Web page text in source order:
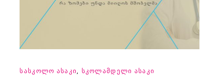
ᲡᲐᲡᲙᲝᲚᲝ ᲐᲡᲐᲙᲘ ᲡᲙᲝᲚᲐᲛᲓᲔᲚᲘ ᲐᲡᲐᲙᲘ